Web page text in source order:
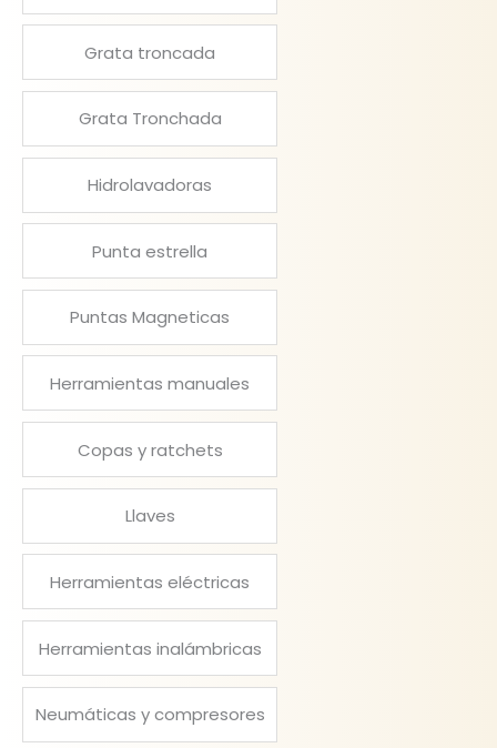
Grata troncada
Grata Tronchada
Hidrolavadoras
Punta estrella
Puntas Magneticas
Herramientas manuales
Copas y ratchets
Llaves
Herramientas eléctricas
Herramientas inalámbricas
Neumáticas y compresores